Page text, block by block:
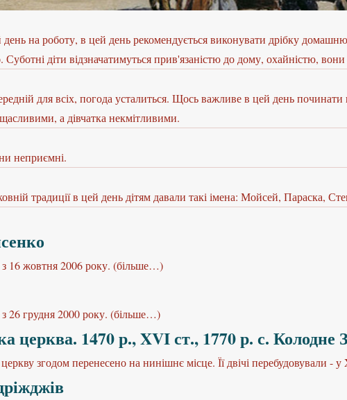
на роботу, в цей день рекомендується виконувати дрібку
Суботні діти відзначатимуться прив'язаністю до дому, охайністю, вони
для всіх, погода усталиться. Щось важливе в цей день
а дівчатка некмітливими.
неприємні.
традиції в цей день дітям давали такі імена: Мойсей, Параска,
з 16 жовтня 2006 року. (більше…)
з 26 грудня 2000 року. (більше…)
церква. 1470 р., XVI ст., 1770 р. с. Колодне
згодом перенесено на нинішнє місце. Її двічі перебудовували -